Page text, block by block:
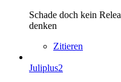
Schade doch kein
denken
Zitieren
Juliplus2